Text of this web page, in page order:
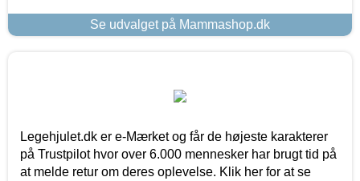
Se udvalget på Mammashop.dk
Legehjulet.dk er e-Mærket og får de højeste karakterer
på Trustpilot hvor over 6.000 mennesker har brugt tid på
at melde retur om deres oplevelse. Klik her for at se